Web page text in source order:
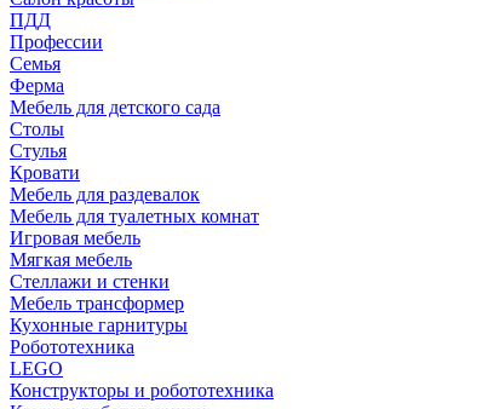
ПДД
Профессии
Семья
Ферма
Мебель для детского сада
Столы
Cтулья
Кровати
Мебель для раздевалок
Мебель для туалетных комнат
Игровая мебель
Мягкая мебель
Стеллажи и стенки
Мебель трансформер
Кухонные гарнитуры
Робототехника
LEGO
Конструкторы и робототехника